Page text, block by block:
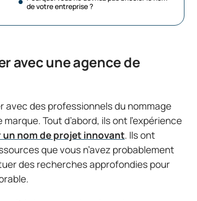
de votre entreprise ?
avec une agence de
avec des professionnels du nommage
Tout d’abord, ils ont l’expérience
nom de projet innovant. Ils ont
que vous n’avez probablement
des recherches approfondies pour